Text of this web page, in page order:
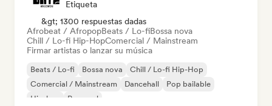
Etiqueta
&gt; 1300 respuestas dadas
Afrobeat / AfropopBeats / Lo-fiBossa nova
Chill / Lo-fi Hip-HopComercial / Mainstream
Firmar artistas o lanzar su música
Beats / Lo-fi Bossa nova
Chill / Lo-fi Hip-Hop
Comercial / Mainstream
Dancehall
Pop bailable
Hip-hop
Pop soul